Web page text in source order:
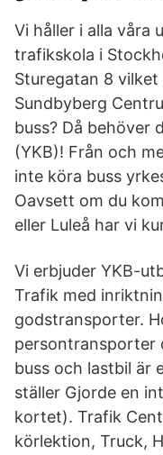
Vi håller i alla våra
trafikskola i
Sturegatan 8
Sundbyberg
buss? Då behöver
(YKB)! Från och
inte köra buss
Oavsett om du
eller Luleå har vi
Vi erbjuder YKB-
Trafik med
godstransporter.
persontransporter
buss och lastbil är
ställer Gjorde en
kortet). Trafik
körlektion, Truck,